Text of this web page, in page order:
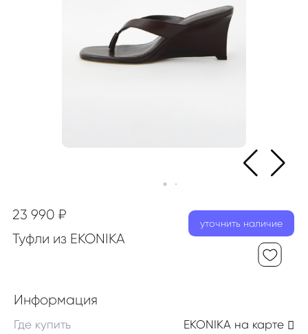
23 990 ₽
Туфли из EKONIKA
уточнить наличие
Информация
EKONIKA на карте
Где купить